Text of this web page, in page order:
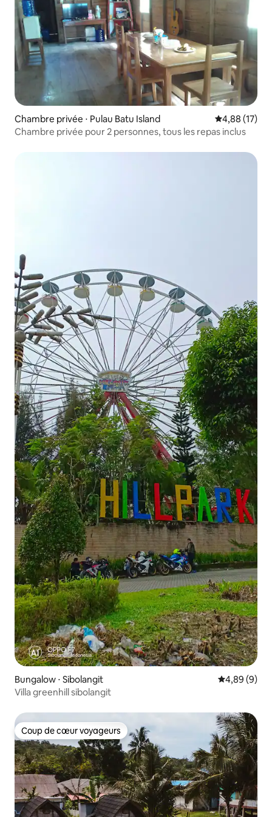
Chambre privée ⋅ Pulau Batu Island Évaluation
4,88 (17)
Chambre privée pour 2 personnes, tous les repas inclus
Bungalow ⋅ Sibolangit Évaluation
4,89 (9)
Villa greenhill sibolangit
Coup de cœur voyageurs
Coup de cœur voyageurs